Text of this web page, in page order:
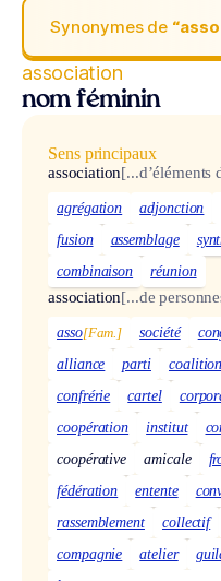
Synonymes de
association
nom féminin
Sens principaux
association[...d’éléments
agrégation adjonction
fusion
assemblage
combinaison
réunion
association[...de
asso[Fam.] société
alliance
parti coalition
confrérie
cartel
coopération
institut
coopérative
amicale
fédération
entente
rassemblement
collectif
compagnie
atelier